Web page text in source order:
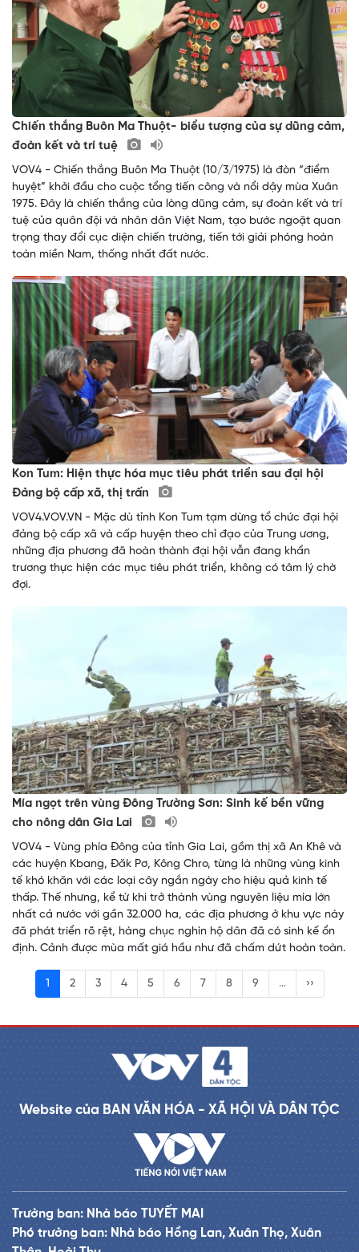
Chiến thắng Buôn Ma Thuột- biểu tượng của sự dũng cảm,
đoàn kết và trí tuệ
VOV4 - Chiến thắng Buôn Ma Thuột (10/3/1975) là đòn “điểm
huyệt” khởi đầu cho cuộc tổng tiến công và nổi dậy mùa Xuân
1975. Đây là chiến thắng của lòng dũng cảm, sự đoàn kết và trí
tuệ của quân đội và nhân dân Việt Nam, tạo bước ngoặt quan
trọng thay đổi cục diện chiến trường, tiến tới giải phóng hoàn
toàn miền Nam, thống nhất đất nước.
Kon Tum: Hiện thực hóa mục tiêu phát triển sau đại hội
Đảng bộ cấp xã, thị trấn
VOV4.VOV.VN - Mặc dù tỉnh Kon Tum tạm dừng tổ chức đại hội
đảng bộ cấp xã và cấp huyện theo chỉ đạo của Trung ương,
những địa phương đã hoàn thành đại hội vẫn đang khẩn
trương thực hiện các mục tiêu phát triển, không có tâm lý chờ
đợi.
Mía ngọt trên vùng Đông Trường Sơn: Sinh kế bền vững
cho nông dân Gia Lai
VOV4 - Vùng phía Đông của tỉnh Gia Lai, gồm thị xã An Khê và
các huyện Kbang, Đăk Pơ, Kông Chro, từng là những vùng kinh
tế khó khăn với các loại cây ngắn ngày cho hiệu quả kinh tế
thấp. Thế nhưng, kể từ khi trở thành vùng nguyên liệu mía lớn
nhất cả nước với gần 32.000 ha, các địa phương ở khu vực này
đã phát triển rõ rệt, hàng chục nghìn hộ dân đã có sinh kế ổn
định. Cảnh được mùa mất giá hầu như đã chấm dứt hoàn toàn.
1 2 3 4 5 6 7 8 9 … ››
Website của BAN VĂN HÓA - XÃ HỘI VÀ DÂN TỘC
Trưởng ban: Nhà báo TUYẾT MAI
Phó trưởng ban: Nhà báo Hồng Lan, Xuân Thọ, Xuân